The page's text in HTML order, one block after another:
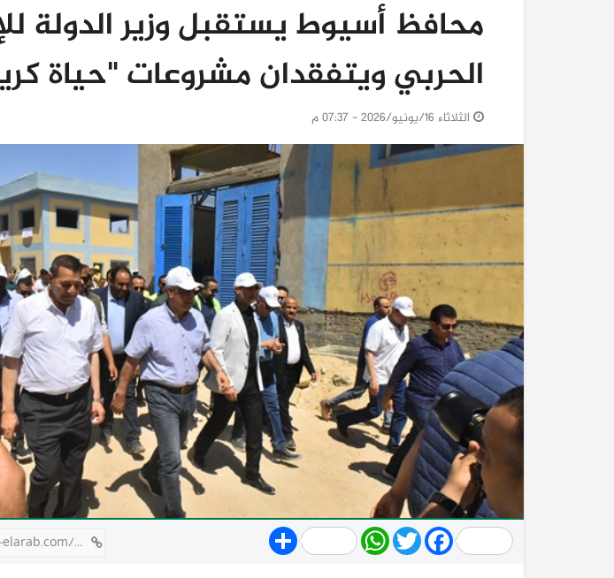
محافظ أسيوط يستقبل وزير الدولة
الحربي ويتفقدان مشروعات "حياة
الثلاثاء 16/يونيو/2026 - 07:37 م
Share WhatsApp
TwitterFacebook
sada-elarab.com/809944